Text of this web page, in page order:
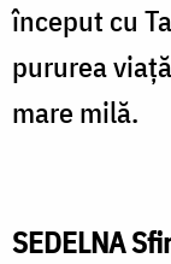
început cu
pururea
mare milă.
SEDELNA